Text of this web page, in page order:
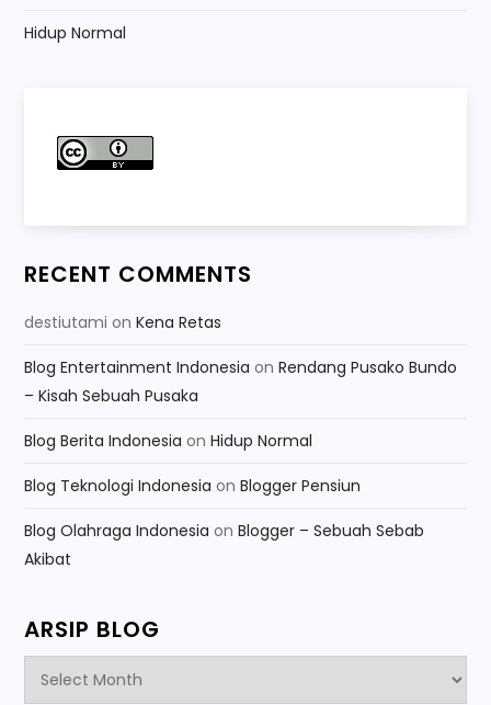
Hidup Normal
RECENT COMMENTS
destiutami onKena Retas
Blog Entertainment Indonesia onRendang Pusako Bundo
– Kisah Sebuah Pusaka
Blog Berita Indonesia onHidup Normal
Blog Teknologi Indonesia onBlogger Pensiun
Blog Olahraga Indonesia onBlogger – Sebuah Sebab
Akibat
ARSIP BLOG
Arsip